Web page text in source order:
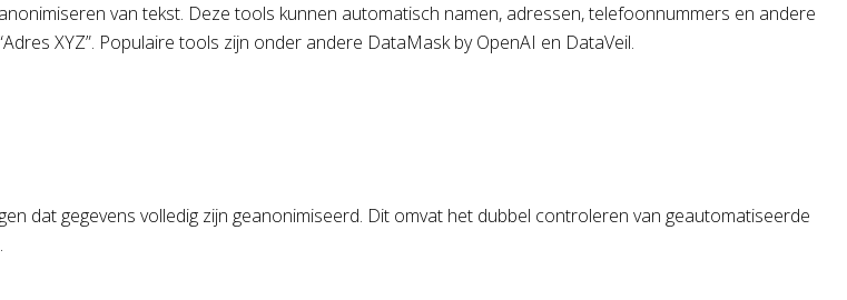
van tekst. Deze tools kunnen automatisch namen, adressen, telefoonnummers en andere
XYZ”. Populaire tools zijn onder andere DataMask by OpenAI en DataVeil.
dat gegevens volledig zijn geanonimiseerd. Dit omvat het dubbel controleren van geautomatiseerde